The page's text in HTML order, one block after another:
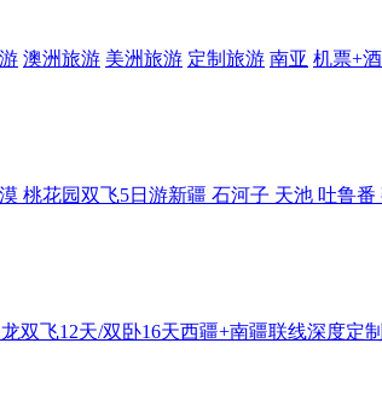
澳洲旅游 美洲旅游 定制旅游 南亚 机票+
桃花园双飞5日游新疆 石河子 天池 吐鲁番
双飞12天/双卧16天西疆+南疆联线深度定